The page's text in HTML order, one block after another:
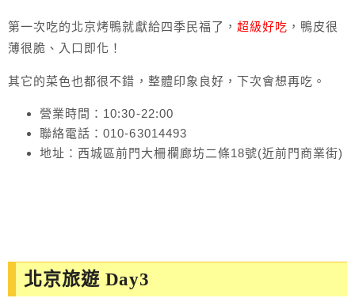
第一次吃的北京烤鴨就獻給四季民福了， 超級好吃 ，鴨皮很
薄很脆、入口即化！
其它的菜色也都很不錯，整體印象良好，下次會想再吃。
營業時間：10:30-22:00
聯絡電話：010-63014493
地址：西城區前門大柵欄廊坊二條18號(近前門商業街)
北京旅遊 Day3